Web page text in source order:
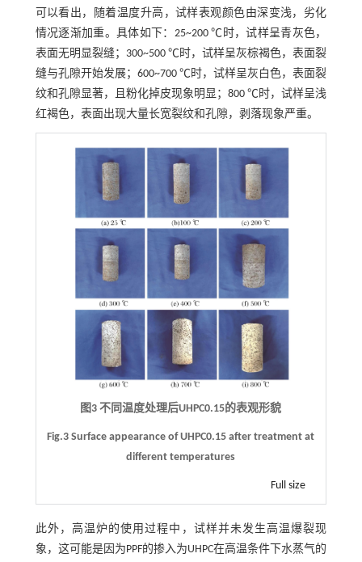
可以看出，随着温度升高，试样表观颜色由深变浅，劣化
情况逐渐加重。具体如下：25~200 ℃时，试样呈青灰色，
表面无明显裂缝；300~500 ℃时，试样呈灰棕褐色，表面裂
缝与孔隙开始发展；600~700 ℃时，试样呈灰白色，表面裂
纹和孔隙显著，且粉化掉皮现象明显；800 ℃时，试样呈浅
红褐色，表面出现大量长宽裂纹和孔隙，剥落现象严重。
图3 不同温度处理后UHPC0.15的表观形貌
Fig.3 Surface appearance of UHPC0.15 after treatment at
different temperatures
Full size
此外，高温炉的使用过程中，试样并未发生高温爆裂现
象，这可能是因为PPF的掺入为UHPC在高温条件下水蒸气的